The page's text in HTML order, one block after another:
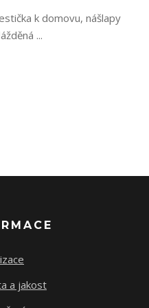
k domovu, nášlapy
...
a jakost